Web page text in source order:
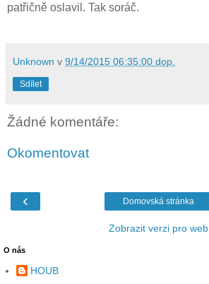
patřičně oslavil. Tak soráč.
Unknown v 9/14/2015 06:35:00 dop.
Sdílet
Žádné komentáře:
Okomentovat
‹ Domovská stránka
Zobrazit verzi pro web
O nás
HOUB